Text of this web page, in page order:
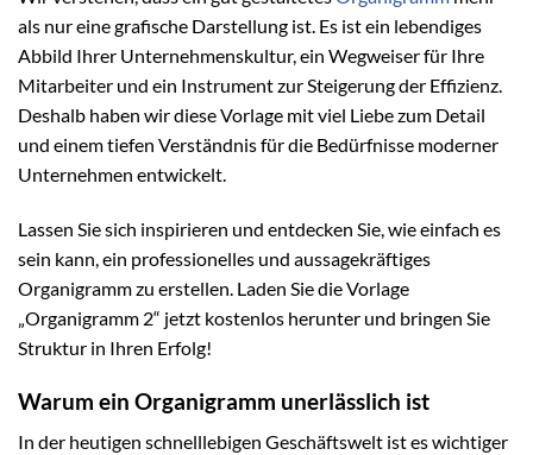
als nur eine grafische Darstellung ist. Es ist ein lebendiges
Abbild Ihrer Unternehmenskultur, ein Wegweiser für Ihre
Mitarbeiter und ein Instrument zur Steigerung der Effizienz.
Deshalb haben wir diese Vorlage mit viel Liebe zum Detail
und einem tiefen Verständnis für die Bedürfnisse moderner
Unternehmen entwickelt.
Lassen Sie sich inspirieren und entdecken Sie, wie einfach es
sein kann, ein professionelles und aussagekräftiges
Organigramm zu erstellen. Laden Sie die Vorlage
„Organigramm 2“ jetzt kostenlos herunter und bringen Sie
Struktur in Ihren Erfolg!
Warum ein Organigramm unerlässlich ist
In der heutigen schnelllebigen Geschäftswelt ist es wichtiger